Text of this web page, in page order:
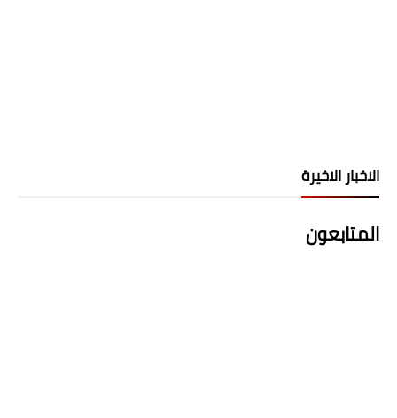
الاخبار الاخيرة
المتابعون